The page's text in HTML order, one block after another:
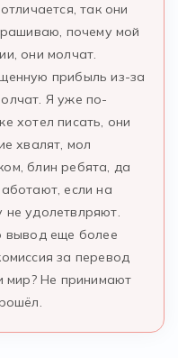
так они
почему мой
они молчат.
прибыль из-за
Я уже по-
хотел писать, они
хвалят, мол
блин ребята, да
если на
удолетвлряют.
вывод еще более
за перевод
мир? Не принимают